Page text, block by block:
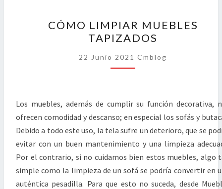
LIMPIAR
MUEBLES
TAPIZADOS
CÓMO LIMPIAR MUEBLES
TAPIZADOS
22 Junio 2021 Cmblog
Los muebles, además de cumplir su función decorativa,
ofrecen comodidad y descanso; en especial los sofás y
Debido a todo este uso, la tela sufre un deterioro, que se
evitar con un buen mantenimiento y una limpieza
Por el contrario, si no cuidamos bien estos muebles, algo
simple como la limpieza de un sofá se podría convertir en
auténtica pesadilla. Para que esto no suceda, desde